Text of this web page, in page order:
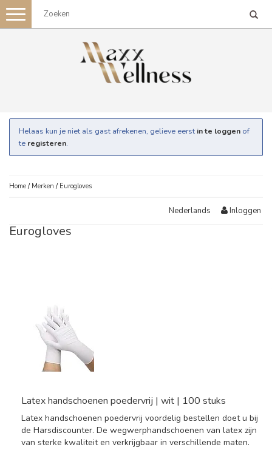
Toggle
navigation
Helaas kun je niet als gast afrekenen, gelieve eerst in te loggen of
te registeren.
Home / Merken / Eurogloves
Nederlands Inloggen
Eurogloves
Latex handschoenen poedervrij | wit | 100 stuks
Latex handschoenen poedervrij voordelig bestellen doet u bij
de Harsdiscounter. De wegwerphandschoenen van latex zijn
van sterke kwaliteit en verkrijgbaar in verschillende maten.